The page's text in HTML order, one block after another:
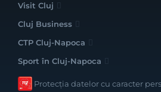
Visit Cluj
Cluj Business
CTP Cluj-Napoca
Sport în Cluj-Napoca
Protecția datelor cu caracter